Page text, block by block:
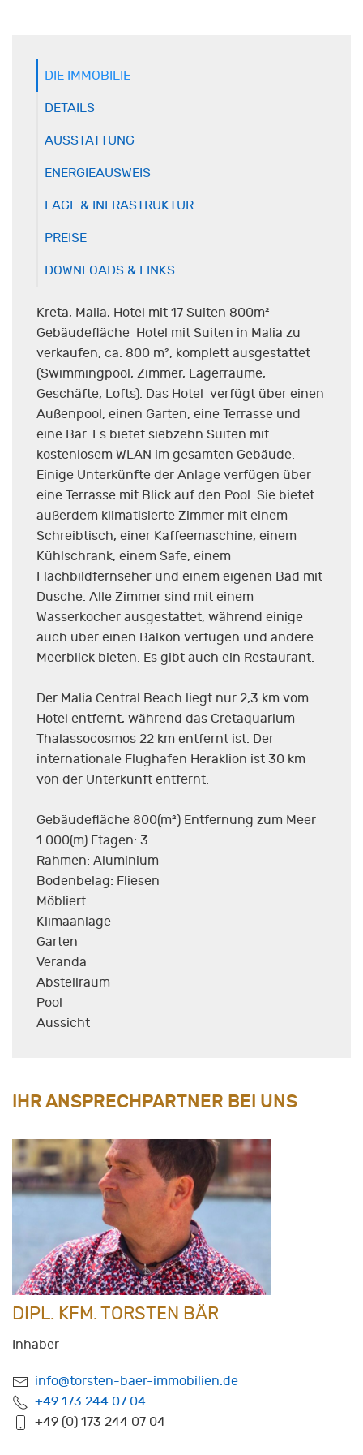
DIE IMMOBILIE
DETAILS
AUSSTATTUNG
ENERGIEAUSWEIS
LAGE & INFRASTRUKTUR
PREISE
DOWNLOADS & LINKS
Kreta, Malia, Hotel mit 17 Suiten 800m²
Gebäudefläche Hotel mit Suiten in Malia zu
verkaufen, ca. 800 m², komplett ausgestattet
(Swimmingpool, Zimmer, Lagerräume,
Geschäfte, Lofts). Das Hotel verfügt über einen
Außenpool, einen Garten, eine Terrasse und
eine Bar. Es bietet siebzehn Suiten mit
kostenlosem WLAN im gesamten Gebäude.
Einige Unterkünfte der Anlage verfügen über
eine Terrasse mit Blick auf den Pool. Sie bietet
außerdem klimatisierte Zimmer mit einem
Schreibtisch, einer Kaffeemaschine, einem
Kühlschrank, einem Safe, einem
Flachbildfernseher und einem eigenen Bad mit
Dusche. Alle Zimmer sind mit einem
Wasserkocher ausgestattet, während einige
auch über einen Balkon verfügen und andere
Meerblick bieten. Es gibt auch ein Restaurant.
Der Malia Central Beach liegt nur 2,3 km vom
Hotel entfernt, während das Cretaquarium –
Thalassocosmos 22 km entfernt ist. Der
internationale Flughafen Heraklion ist 30 km
von der Unterkunft entfernt.
Gebäudefläche 800(m²) Entfernung zum Meer
1.000(m) Etagen: 3
Rahmen: Aluminium
Bodenbelag: Fliesen
Möbliert
Klimaanlage
Garten
Veranda
Abstellraum
Pool
Aussicht
IHR ANSPRECHPARTNER BEI UNS
DIPL. KFM. TORSTEN BÄR
Inhaber
info@torsten-baer-immobilien.de
+49 173 244 07 04
+49 (0) 173 244 07 04